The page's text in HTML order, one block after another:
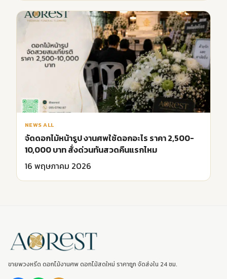
NEWS ALL
จัดดอกไม้หน้ารูป งานศพใช้ดอกอะไร ราคา 2,500-
10,000 บาท สั่งด่วนทันสวดคืนแรกไหม
16 พฤษภาคม 2026
ขายพวงหรีด ดอกไม้งานศพ ดอกไม้สดใหม่ ราคาถูก จัดส่งใน 24 ชม.